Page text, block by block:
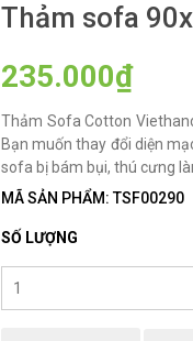
Thảm sofa
235.000₫
Thảm Sofa Cotton
Bạn muốn thay đổi diện
sofa bị bám bụi, thú cưng
MÃ SẢN PHẨM: TSF00290
SỐ LƯỢNG